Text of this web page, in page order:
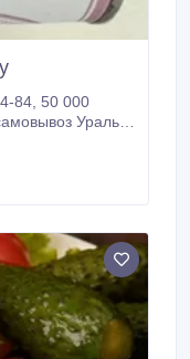
000
Уральск